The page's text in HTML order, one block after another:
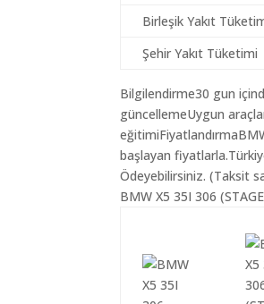
Birleşik Yakıt
Şehir Yakıt Tüketimi
Bilgilendirme30 gun
güncellemeUygun
başlayan
Ödeyebilirsiniz. (Taksit
BMW X5 35I 306